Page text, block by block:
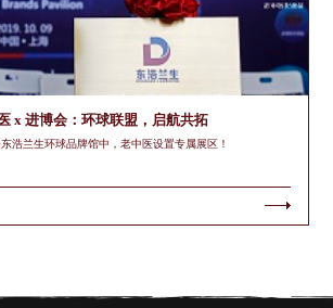
x 进博会：环球联盟，启航共拓
浩兰生环球品牌馆中，老中医设置专属展区！